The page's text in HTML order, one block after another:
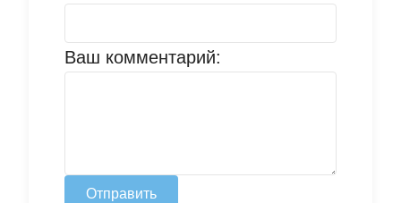
Ваш комментарий:
Отправить